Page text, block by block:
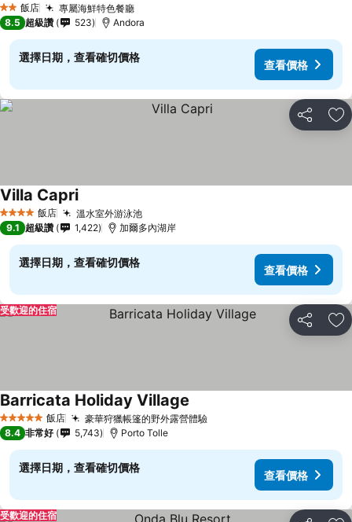
2 星級飯店 專屬海鮮特色餐廳查看價格
8.5 超級讚 523 Andora
選擇日期，查看確切價格
查看價格
分享 加
4 星級 飯店 溫水室外游泳池查看價格
Villa Capri查看價格
9.1 超級讚 1,422 加爾多內湖岸
選擇日期，查看確切價格
查看價格
分享 加
受歡迎的住宿
5 星級 飯店 豪華狩獵帳篷的野外露營體驗查看價格
Barricata Holiday Village
8.4 非常好 5,743 Porto Tolle
選擇日期，查看確切價格
查看價格
受歡迎的住宿